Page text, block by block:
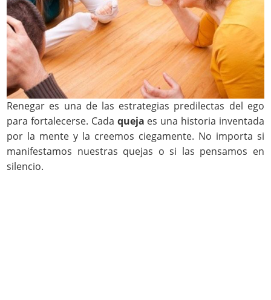
Renegar es una de las estrategias predilectas del ego
para fortalecerse. Cada queja es una historia inventada
por la mente y la creemos ciegamente. No importa si
manifestamos nuestras quejas o si las pensamos en
silencio.